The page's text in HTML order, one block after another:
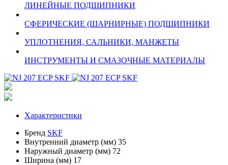
ЛИНЕЙНЫЕ ПОДШИПНИКИ
СФЕРИЧЕСКИЕ (ШАРНИРНЫЕ) ПОДШИПНИКИ
УПЛОТНЕНИЯ, САЛЬНИКИ, МАНЖЕТЫ
ИНСТРУМЕНТЫ И СМАЗОЧНЫЕ МАТЕРИАЛЫ
Характеристики
Бренд SKF
Внутренний диаметр (мм) 35
Наружный диаметр (мм) 72
Ширина (мм) 17